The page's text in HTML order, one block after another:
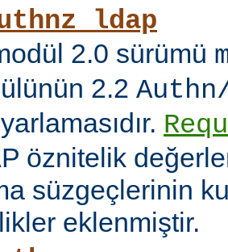
2.0 sürümü
2.2
öznitelik
süzgeçlerinin
eklenmiştir.